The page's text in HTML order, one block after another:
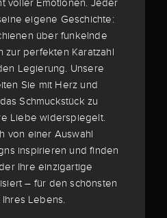
voller Emotionen. Jeder
eigene Geschichte:
über funkelnde
zur perfekten Karatzahl
Legierung. Unsere
Sie mit Herz und
Schmuckstück zu
Liebe widerspiegelt.
von einer Auswahl
inspirieren und finden
Ihre einzigartige
– für den schönsten
Ihres Lebens.